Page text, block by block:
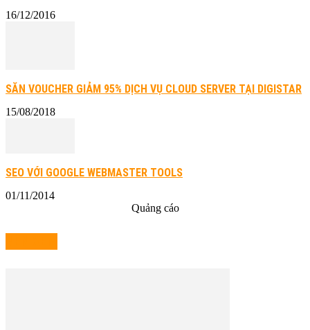
16/12/2016
SĂN VOUCHER GIẢM 95% DỊCH VỤ CLOUD SERVER TẠI DIGISTAR
15/08/2018
SEO VỚI GOOGLE WEBMASTER TOOLS
01/11/2014
Quảng cáo